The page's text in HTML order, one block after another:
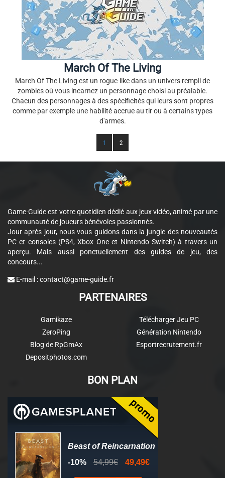
March Of The Living
March Of The Living est un rogue-like dans un univers rempli de
zombies où vous incarnez un personnage choisi au préalable.
Chacun des personnages à des spécificités qui leurs sont propres
comme par exemple une habilité accrue au tir ou à certains types
d'armes.
1 2
Game-Guide est votre quotidien dédié aux jeux vidéo, animé par une
communauté de joueurs bénévoles passionnés.
Jour après jour, nous vous guidons dans la jungle des nouveautés
PC et consoles (PS4, Xbox One et Nintendo Switch) à travers un
aperçu. Mais aussi ponctuellement des guides de jeu, des
concours...
E-mail :contact@game-guide.fr
PARTENAIRES
Gamikaze
ZeroPing
Blog de RpGmAx
Depositphotos.com
Télécharger Jeu PC
Génération Nintendo
Esportrecrutement.fr
BON PLAN